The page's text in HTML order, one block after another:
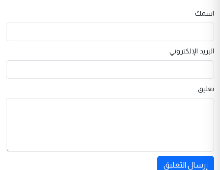
اسمك
البريد الإلكتروني
تعليق
إرسال التعليق